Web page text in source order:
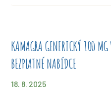
KAMAGRA GENERICKÝ 100
BEZPLATNÉ NABÍDCE
18. 8. 2025